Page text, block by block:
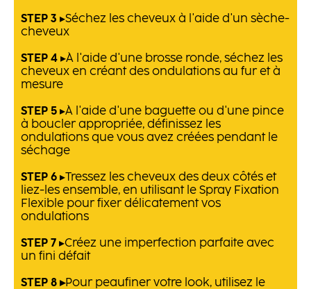
STEP 3 ▸Séchez les cheveux à l'aide d'un sèche-
cheveux
STEP 4 ▸À l'aide d'une brosse ronde, séchez les
cheveux en créant des ondulations au fur et à
mesure
STEP 5 ▸À l'aide d'une baguette ou d'une pince
à boucler appropriée, définissez les
ondulations que vous avez créées pendant le
séchage
STEP 6 ▸Tressez les cheveux des deux côtés et
liez-les ensemble, en utilisant le Spray Fixation
Flexible pour fixer délicatement vos
ondulations
STEP 7 ▸Créez une imperfection parfaite avec
un fini défait
STEP 8 ▸Pour peaufiner votre look, utilisez le